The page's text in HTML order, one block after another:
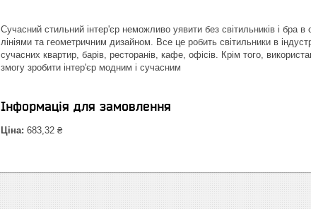
Сучасний стильний інтер'єр неможливо уявити без світильників і бра
лініями та геометричним дизайном. Все це робить світильники в
сучасних квартир, барів, ресторанів, кафе, офісів. Крім того,
змогу зробити інтер'єр модним і сучасним
Інформація для замовлення
Ціна: 683,32 ₴